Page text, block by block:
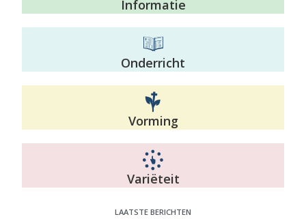
Informatie
Onderricht
Vorming
Variëteit
LAATSTE BERICHTEN